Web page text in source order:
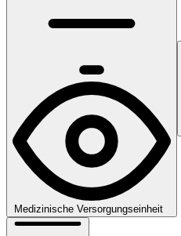
Medizinische Versorgungseinheit